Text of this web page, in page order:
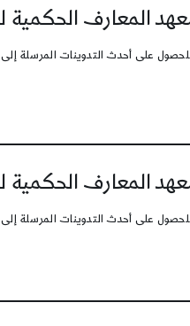
المعارف الحكمية
على أحدث التدوينات المرسلة إلى
المعارف الحكمية
على أحدث التدوينات المرسلة إلى